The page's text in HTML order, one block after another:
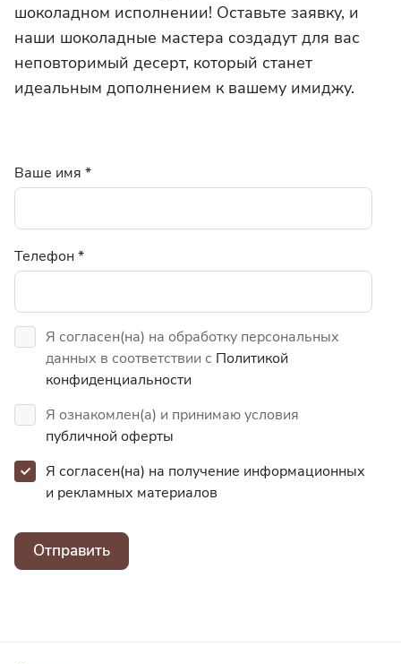
шоколадном исполнении! Оставьте заявку, и
наши шоколадные мастера создадут для вас
неповторимый десерт, который станет
идеальным дополнением к вашему имиджу.
Ваше имя *
Телефон*
Я согласен(на) на обработку персональных
данных в соответствии с Политикой
конфиденциальности
Я ознакомлен(а) и принимаю условия
публичной оферты
Я согласен(на) на получение информационных
и рекламных материалов
Отправить